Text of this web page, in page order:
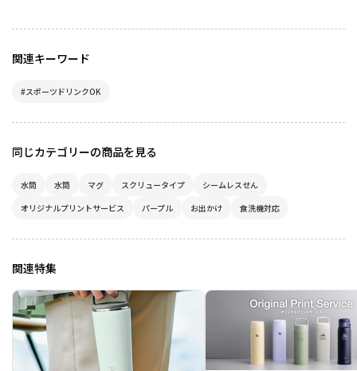
関連キーワード
#スポーツドリンクOK
同じカテゴリーの商品を見る
水筒 水筒 マグ スクリュータイプ
シームレスせん
オリジナルプリントサービス
パープル お出かけ 食洗機対応
関連特集